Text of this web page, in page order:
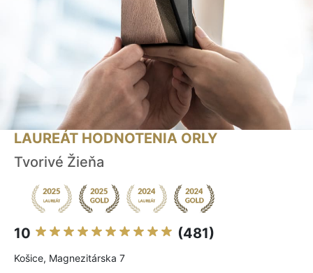
LAUREÁT HODNOTENIA ORLY
Tvorivé Žieňa
10 (481)
Košice, Magnezitárska 7